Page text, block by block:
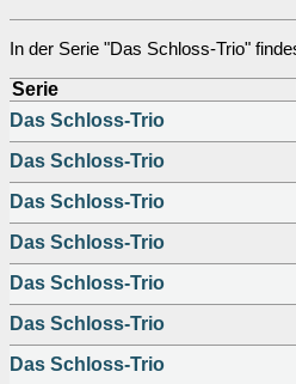
In der Serie "Das Schloss-Trio"
Serie
Das Schloss-Trio
Das Schloss-Trio
Das Schloss-Trio
Das Schloss-Trio
Das Schloss-Trio
Das Schloss-Trio
Das Schloss-Trio